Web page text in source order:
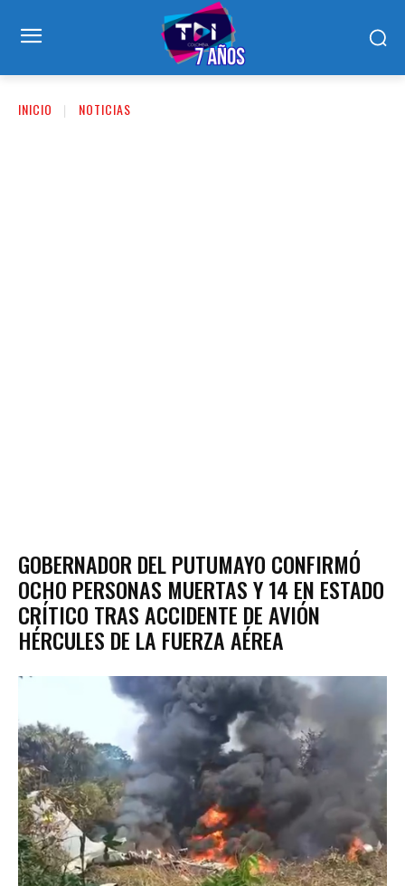
INICIO NOTICIAS
GOBERNADOR DEL PUTUMAYO CONFIRMÓ
OCHO PERSONAS MUERTAS Y 14 EN ESTADO
CRÍTICO TRAS ACCIDENTE DE AVIÓN
HÉRCULES DE LA FUERZA AÉREA